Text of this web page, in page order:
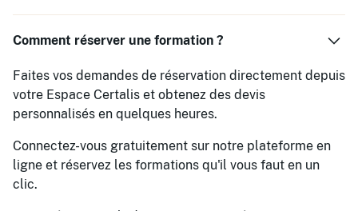
Comment réserver une formation ?
Faites vos demandes de réservation directement depuis
votre Espace Certalis et obtenez des devis
personnalisés en quelques heures.
Connectez-vous gratuitement sur notre plateforme en
ligne et réservez les formations qu'il vous faut en un
clic.